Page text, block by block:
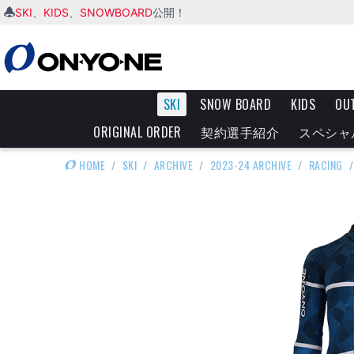
SKI KIDS SNOWBOARD公開！
SKI SNOW BOARD KIDS
ORIGINAL ORDER
契約選手紹介 スペシ
HOME / SKI / ARCHIVE / 2023-24 ARCHIVE / RACING /